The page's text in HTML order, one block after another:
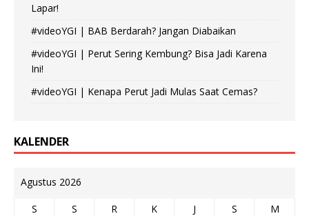
Lapar!
#videoYGI | BAB Berdarah? Jangan Diabaikan
#videoYGI | Perut Sering Kembung? Bisa Jadi Karena
Ini!
#videoYGI | Kenapa Perut Jadi Mulas Saat Cemas?
KALENDER
Agustus 2026
S S R K J S
M